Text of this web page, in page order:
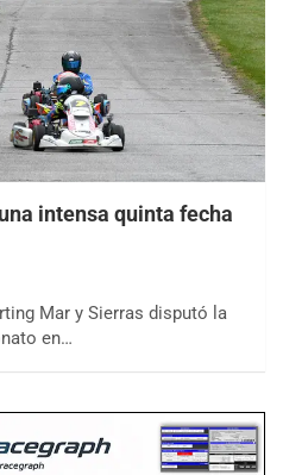
intensa quinta fecha
Mar y Sierras disputó la
en…